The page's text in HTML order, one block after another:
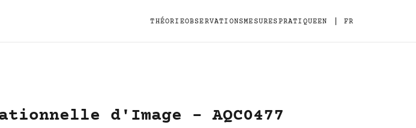
THÉORIEOBSERVATIONSMESURESPRATIQUEEN FR
d'Image - AQC0477